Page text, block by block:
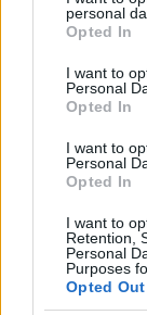
grant or deny
use your data
consent section.
personal
Opted In
I want to
Personal
Opted In
I want to
Personal
Opted In
I want to
Retention,
Personal
Purposes
Opted Out
Φίλτρα